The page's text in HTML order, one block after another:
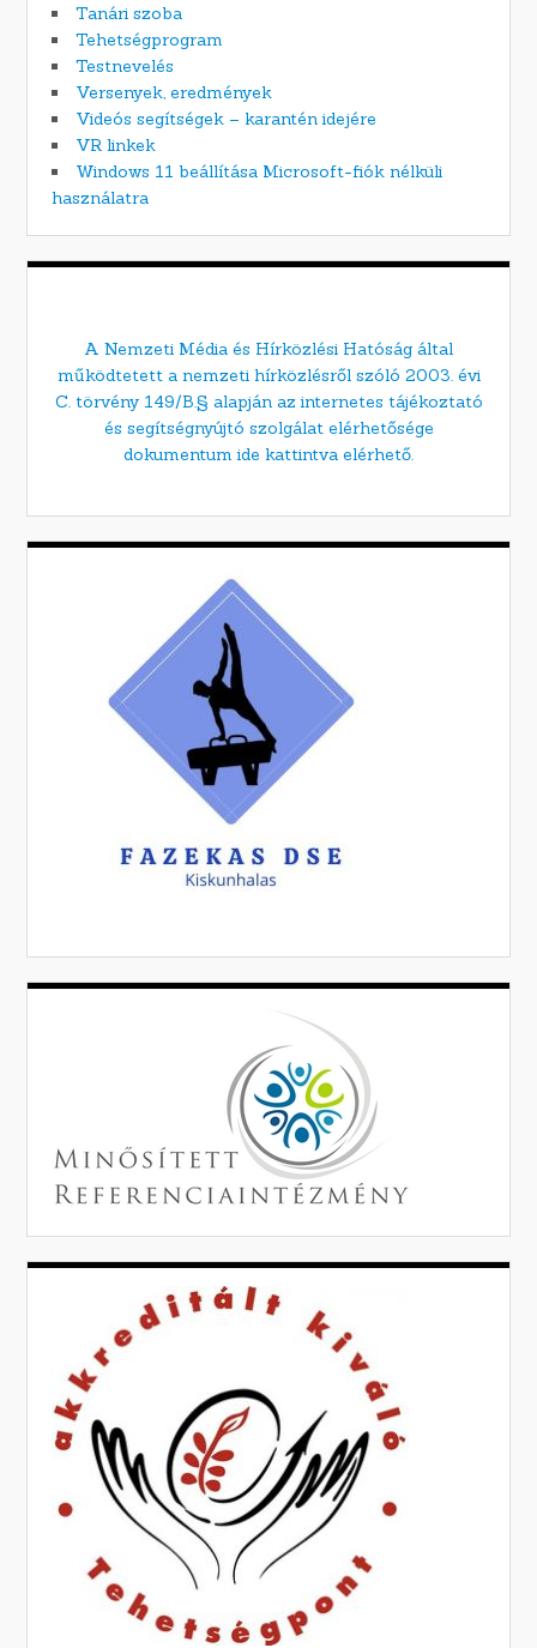
Tanári szoba
Tehetségprogram
Testnevelés
Versenyek, eredmények
Videós segítségek – karantén idejére
VR linkek
Windows 11 beállítása Microsoft-fiók nélküli
használatra
A Nemzeti Média és Hírközlési Hatóság által
működtetett a nemzeti hírközlésről szóló 2003. évi
C. törvény 149/B.§ alapján az internetes tájékoztató
és segítségnyújtó szolgálat elérhetősége
dokumentum ide kattintva elérhető.